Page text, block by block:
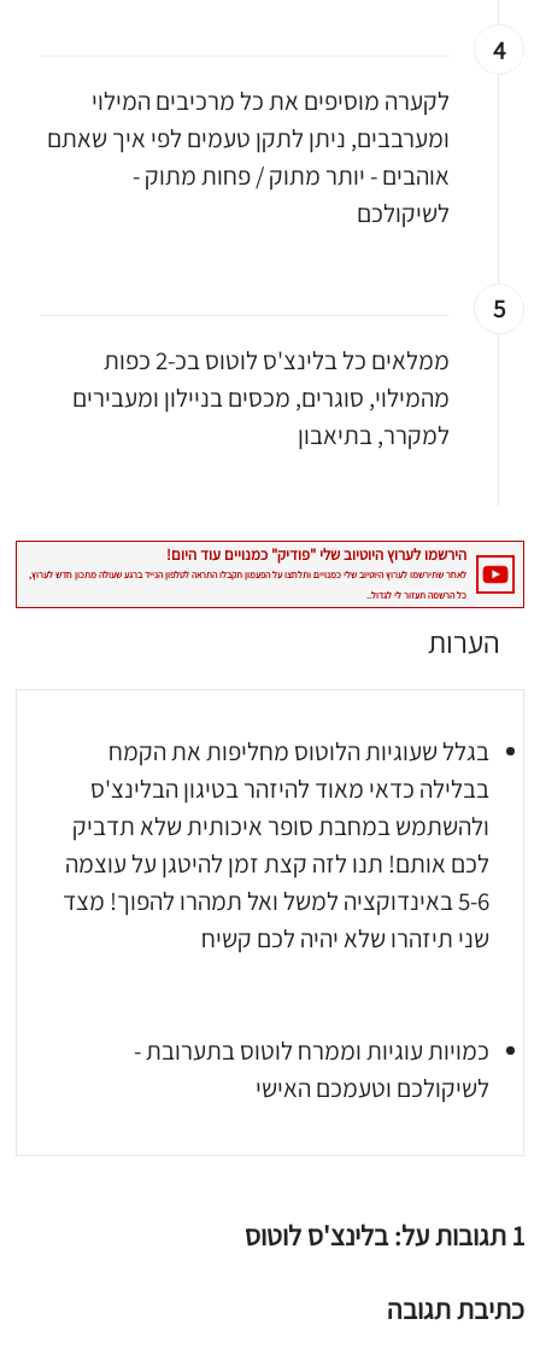
4
לקערה מוסיפים את כל מרכיבים המילוי
ומערבבים, ניתן לתקן טעמים לפי איך שאתם
אוהבים - יותר מתוק / פחות מתוק -
לשיקולכם
5
ממלאים כל בלינצ'ס לוטוס בכ-2 כפות
מהמילוי, סוגרים, מכסים בניילון ומעבירים
למקרר, בתיאבון
הערות
בגלל שעוגיות הלוטוס מחליפות את הקמח
בבלילה כדאי מאוד להיזהר בטיגון הבלינצ'ס
ולהשתמש במחבת סופר איכותית שלא תדביק
לכם אותם! תנו לזה קצת זמן להיטגן על עוצמה
5-6 באינדוקציה למשל ואל תמהרו להפוך! מצד
שני תיזהרו שלא יהיה לכם קשיח
כמויות עוגיות וממרח לוטוס בתערובת -
לשיקולכם וטעמכם האישי
1 תגובות על: בלינצ'ס לוטוס
כתיבת תגובה